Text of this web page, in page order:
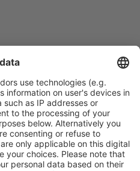
angepasst.
einer kostenlosen